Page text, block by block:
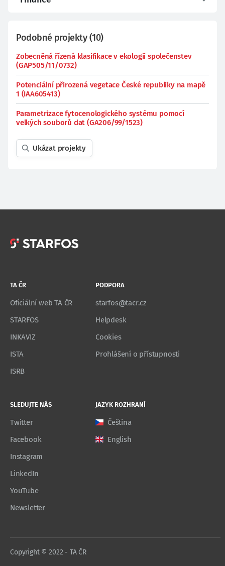
Podobné projekty(10)
Zobecněná řízená klasifikace v ekologii společenstev
(GAP505/11/0732)
Potenciální přirozená vegetace České republiky na mapě
1 (IAA605413)
Parametrizace fytocenologického systému pomocí
velkých souborů dat (GA206/99/1523)
Ukázat projekty
TA ČR
Oficiální web TA ČR
STARFOS
INKAVIZ
ISTA
ISRB
PODPORA
starfos@tacr.cz
Helpdesk
Cookies
Prohlášení o přístupnosti
SLEDUJTE NÁS
Twitter
Facebook
Instagram
LinkedIn
YouTube
Newsletter
JAZYK ROZHRANÍ
Čeština
English
Copyright © 2022 - TA ČR